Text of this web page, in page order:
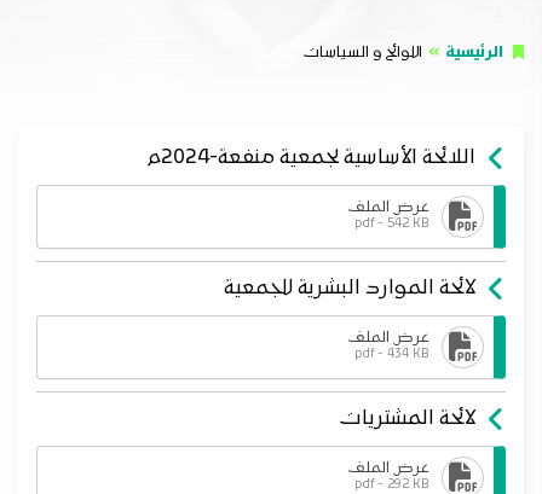
الرئيسية اللوائح و السياسات
اللائحة الأساسية لجمعية منفعة-2024م
عرض الملف
pdf - 542 KB
لائحة الموارد البشرية للجمعية
عرض الملف
pdf - 434 KB
لائحة المشتريات
عرض الملف
pdf - 292 KB